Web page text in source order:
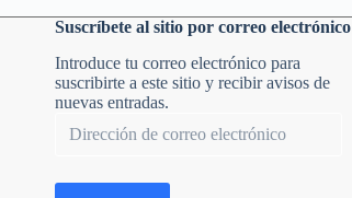
Suscríbete al sitio por correo electrónico
Introduce tu correo electrónico para
suscribirte a este sitio y recibir avisos de
nuevas entradas.
de